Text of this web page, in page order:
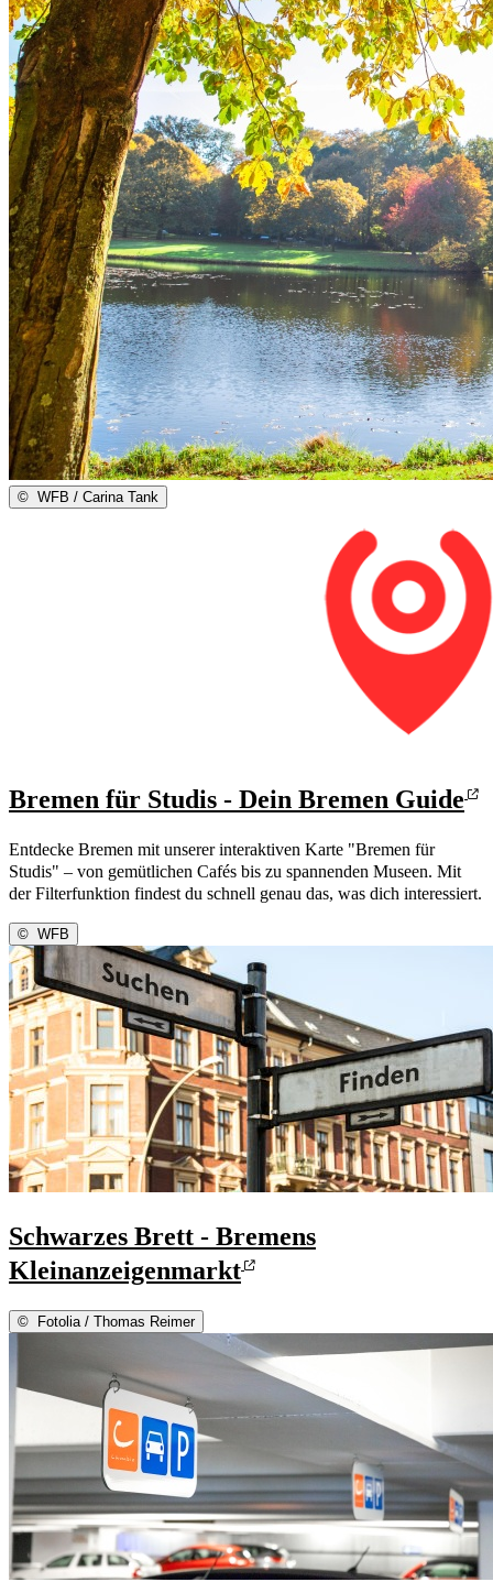
© WFB / Carina Tank
Bremen für Studis - Dein Bremen Guide
Entdecke Bremen mit unserer interaktiven Karte "Bremen für
Studis" – von gemütlichen Cafés bis zu spannenden Museen. Mit
der Filterfunktion findest du schnell genau das, was dich interessiert.
© WFB
Schwarzes Brett - Bremens
Kleinanzeigenmarkt
© Fotolia / Thomas Reimer